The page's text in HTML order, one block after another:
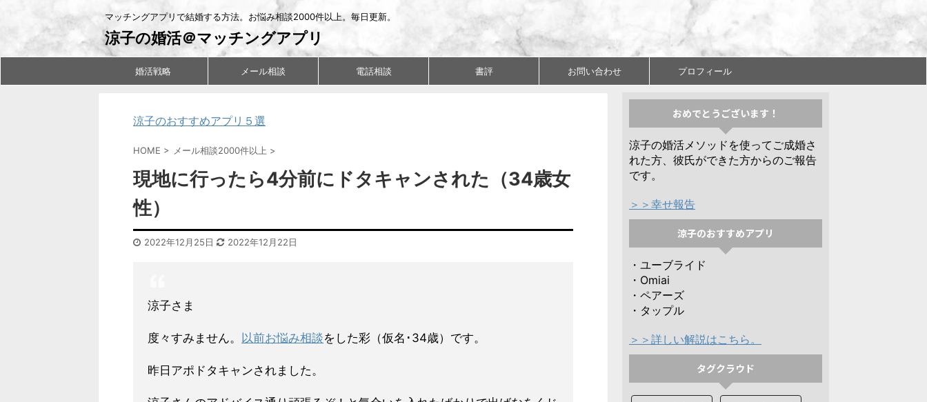
マッチングアプリで結婚する方法。お悩み相談2000件以上。毎日更新。
涼子の婚活＠マッチングアプリ
婚活戦略 メール相談 電話相談 書評 お問い合わせ プロフィール
涼子のおすすめアプリ５選
HOME > メール相談2000件以上 >
現地に行ったら4分前にドタキャンされた（34歳女
性）
2022年12月25日 2022年12月22日
涼子さま
度々すみません。 以前お悩み相談をした彩（仮名･34歳）です。
昨日アポドタキャンされました。
おめでとうございます！
涼子の婚活メソッドを使ってご成婚さ
れた方、彼氏ができた方からのご報告
です。
＞＞幸せ報告
涼子のおすすめアプリ
・ユーブライド
・Omiai
・ペアーズ
・タップル
＞＞詳しい解説はこちら。
タグクラウド